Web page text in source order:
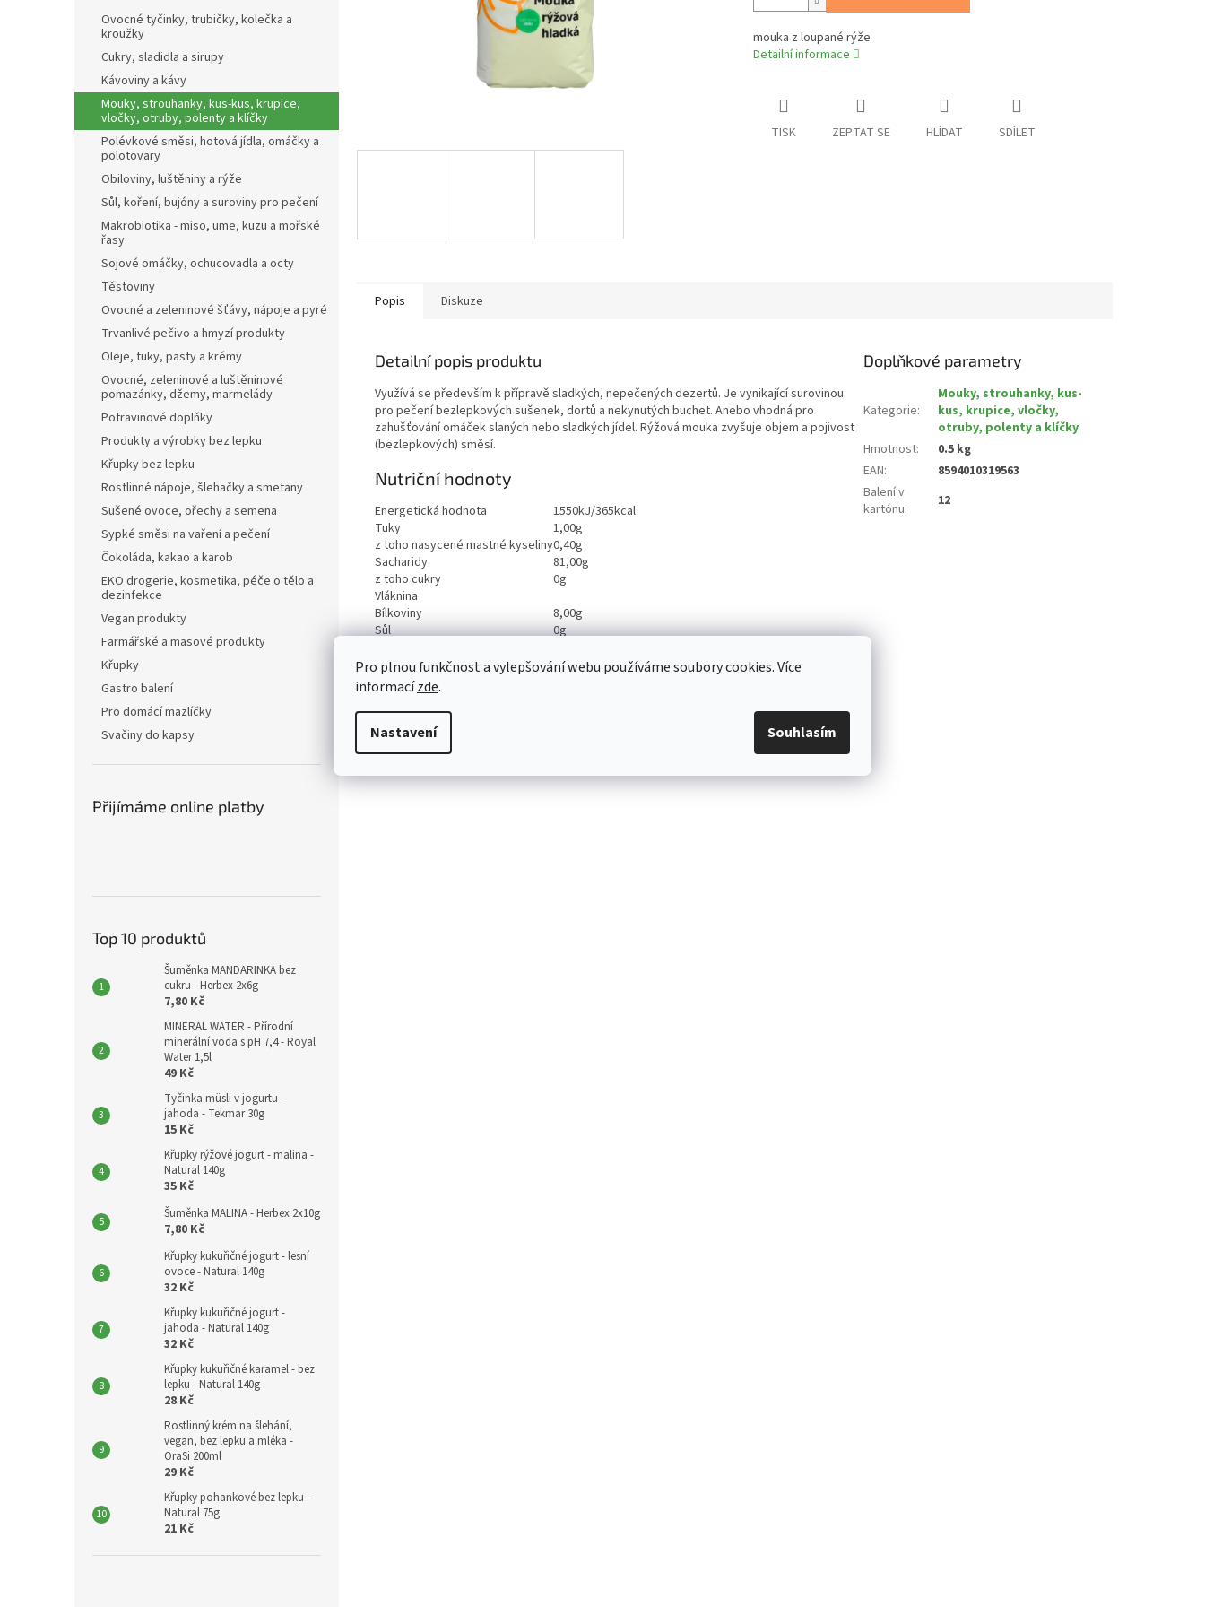
Pro plnou funkčnost a vylepšování webu používáme soubory cookies. Více
informacízde.
Nastavení Souhlasím
Ovocné tyčinky, trubičky, kolečka a
kroužky
Cukry, sladidla a sirupy
Kávoviny a kávy
Mouky, strouhanky, kus-kus, krupice,
vločky, otruby, polenty a klíčky
Polévkové směsi, hotová jídla, omáčky a
polotovary
Obiloviny, luštěniny a rýže
Sůl, koření, bujóny a suroviny pro pečení
Makrobiotika - miso, ume, kuzu a mořské
řasy
Sojové omáčky, ochucovadla a octy
Těstoviny
Ovocné a zeleninové šťávy, nápoje a pyré
Trvanlivé pečivo a hmyzí produkty
Oleje, tuky, pasty a krémy
Ovocné, zeleninové a luštěninové
pomazánky, džemy, marmelády
Potravinové doplňky
Produkty a výrobky bez lepku
Křupky bez lepku
Rostlinné nápoje, šlehačky a smetany
Sušené ovoce, ořechy a semena
Sypké směsi na vaření a pečení
Čokoláda, kakao a karob
EKO drogerie, kosmetika, péče o tělo a
dezinfekce
Vegan produkty
Farmářské a masové produkty
Křupky
Gastro balení
Pro domácí mazlíčky
Svačiny do kapsy
Přijímáme online platby
Top 10 produktů
Šuměnka MANDARINKA bez
cukru - Herbex 2x6g
7,80 Kč
MINERAL WATER - Přírodní
minerální voda s pH 7,4 - Royal
Water 1,5l
49 Kč
Tyčinka müsli v jogurtu -
jahoda - Tekmar 30g
15 Kč
Křupky rýžové jogurt - malina -
Natural 140g
35 Kč
Šuměnka MALINA - Herbex 2x10g
7,80 Kč
Křupky kukuřičné jogurt - lesní
ovoce - Natural 140g
32 Kč
Křupky kukuřičné jogurt -
jahoda - Natural 140g
32 Kč
Křupky kukuřičné karamel - bez
lepku - Natural 140g
28 Kč
Rostlinný krém na šlehání,
vegan, bez lepku a mléka -
OraSi 200ml
29 Kč
Křupky pohankové bez lepku -
Natural 75g
21 Kč
mouka z loupané rýže
Detailní informace
TISK ZEPTAT SE HLÍDAT SDÍLET
Popis Diskuze
Detailní popis produktu
Využívá se především k přípravě sladkých, nepečených dezertů. Je vynikající surovinou
pro pečení bezlepkových sušenek, dortů a nekynutých buchet. Anebo vhodná pro
zahušťování omáček slaných nebo sladkých jídel. Rýžová mouka zvyšuje objem a pojivost
(bezlepkových) směsí.
Nutriční hodnoty
Energetická hodnota
1550kJ/365kcal
Tuky
1,00g
z toho nasycené mastné kyseliny0,40g
Sacharidy
81,00g
z toho cukry
0g
Vláknina
Bílkoviny
8,00g
Sůl
0g
Doplňkové parametry
Kategorie:
Mouky, strouhanky, kus-
kus, krupice, vločky,
otruby, polenty a klíčky
Hmotnost:
0.5 kg
EAN:
8594010319563
Balení v
kartónu: 12